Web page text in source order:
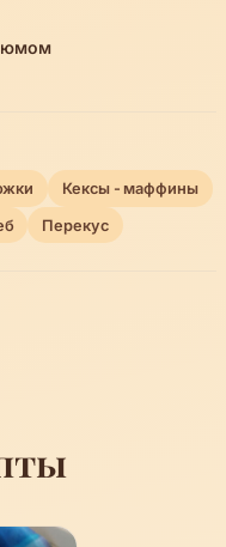
Кексы - маффины
Перекус